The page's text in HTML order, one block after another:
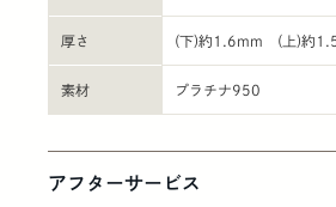
厚さ (下)約1.6mm (上)約
素材 プラチナ950
アフターサービス